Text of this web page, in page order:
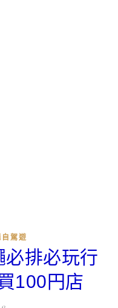
駕遊
必排必玩行
100円店